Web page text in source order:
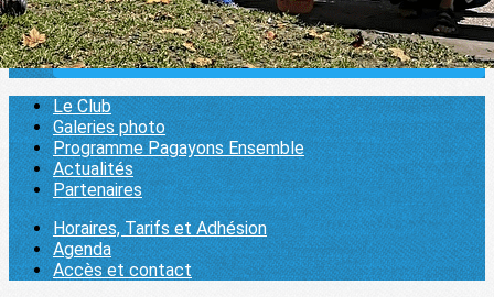
1000 pagaies▴▾
Se connecter
Le Club
Galeries photo
Programme Pagayons Ensemble
Actualités
Partenaires
Horaires, Tarifs et Adhésion
Agenda
Accès et contact